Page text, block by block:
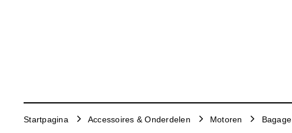
Startpagina Accessoires & Onderdelen Motoren Bagage